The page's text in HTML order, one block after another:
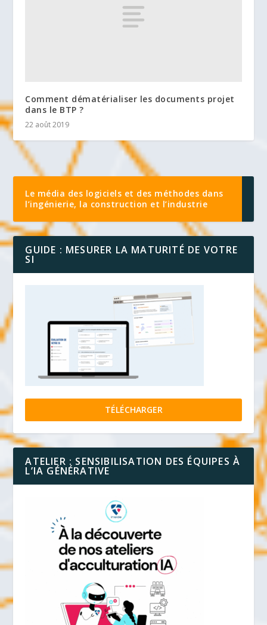
Comment dématérialiser les documents projet
dans le BTP ?
22 août 2019
Le média des logiciels et des méthodes dans
l’ingénierie, la construction et l’industrie
GUIDE : MESURER LA MATURITÉ DE VOTRE
SI
TÉLÉCHARGER
ATELIER : SENSIBILISATION DES ÉQUIPES À
L’IA GÉNÉRATIVE